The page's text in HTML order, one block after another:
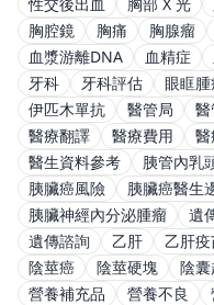
胸腔鏡
胸痛 胸腺瘤
血漿游離DNA
血精症
牙科
牙科評估 眼眶
伊匹木單抗
醫管局
醫療翻譯
醫療費用
醫生資料參考
胰管內乳
胰臟癌風險
胰臟癌醫生
胰臟神經內分泌腫瘤
遺
遺傳諮詢
乙肝 乙肝
陰莖癌
陰莖硬塊 陰
營養補充品
營養不良